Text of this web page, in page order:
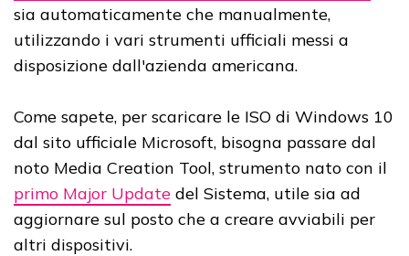
sia automaticamente che manualmente,
utilizzando i vari strumenti ufficiali messi a
disposizione dall'azienda americana.
Come sapete, per scaricare le ISO di Windows 10
dal sito ufficiale Microsoft, bisogna passare dal
noto Media Creation Tool, strumento nato con il
primo Major Update del Sistema, utile sia ad
aggiornare sul posto che a creare avviabili per
altri dispositivi.